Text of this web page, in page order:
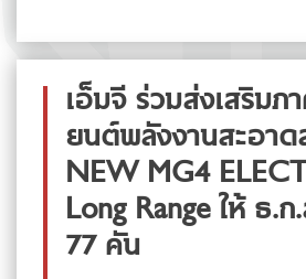
เอ็มจี ร่วมส่งเสริมภ
ยนต์พลังงานสะอา
NEW MG4
Long Range ให้ ธ.
77 คัน